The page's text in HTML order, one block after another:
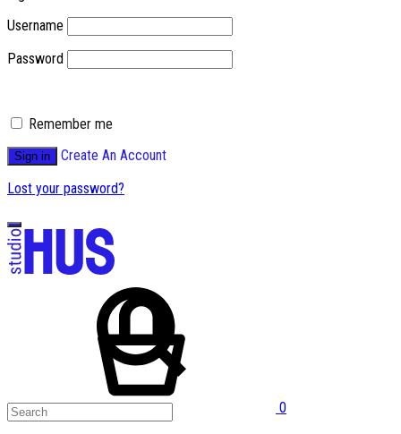
Username
Password
Remember me
Sign in
Create An Account
Lost your password?
0